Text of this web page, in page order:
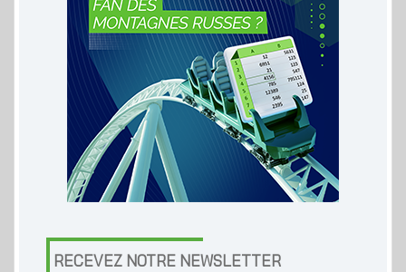
RECEVEZ NOTRE NEWSLETTER